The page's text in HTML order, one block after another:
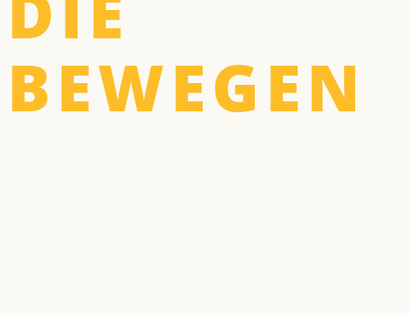
BEWEGEN​